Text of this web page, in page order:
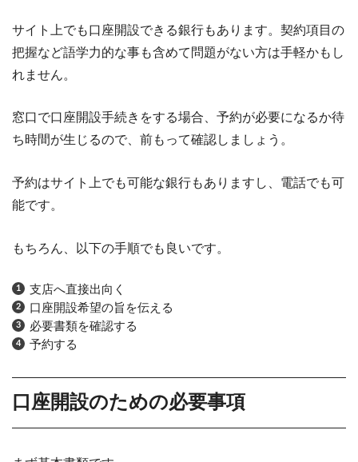
サイト上でも口座開設できる銀行もあります。契約項目の
把握など語学力的な事も含めて問題がない方は手軽かもし
れません。
窓口で口座開設手続きをする場合、予約が必要になるか待
ち時間が生じるので、前もって確認しましょう。
予約はサイト上でも可能な銀行もありますし、電話でも可
能です。
もちろん、以下の手順でも良いです。
支店へ直接出向く
口座開設希望の旨を伝える
必要書類を確認する
予約する
口座開設のための必要事項